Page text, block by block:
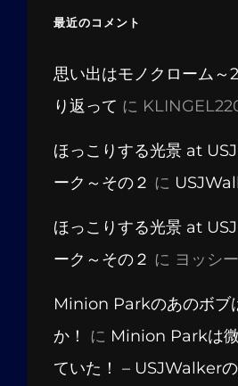
イ
最近のコメント
思い出はモノクローム～
り返って に
ほっこりする光景 at
ーク～その２ に
ほっこりする光景 at
ーク～その２ に ヨッシー
Minion Parkのあのボブ
か！
に Minion Parkは
ていた！ – USJWalker